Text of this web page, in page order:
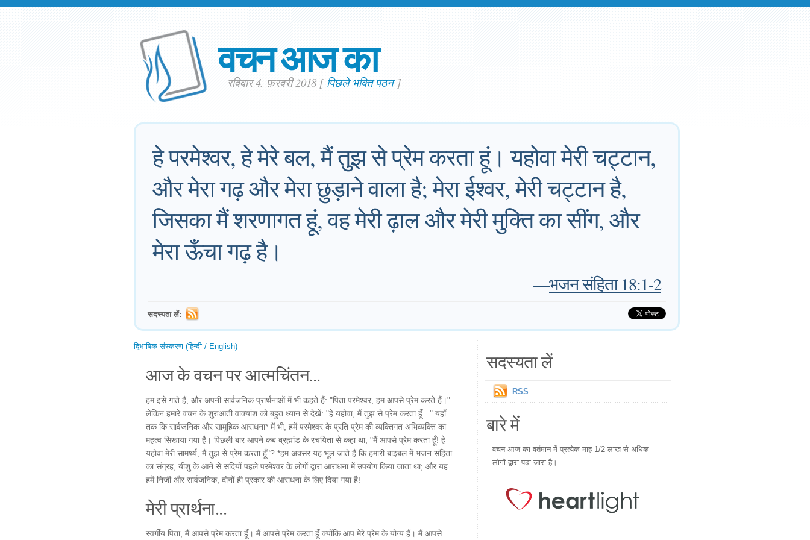
वचन आज का
रविवार 4. फ़रवरी 2018 [ पिछले भक्ति पठन]
हे परमेश्वर, हे मेरे बल, मैं तुझ से प्रेम करता हूं। यहोवा मेरी चट्टान,
और मेरा गढ़ और मेरा छुड़ाने वाला है; मेरा ईश्वर, मेरी चट्टान है,
जिसका मैं शरणागत हूं, वह मेरी ढ़ाल और मेरी मुक्ति का सींग, और
मेरा ऊँचा गढ़ है।
—भजन संहिता 18:1-2
सदस्यता लें:
द्विभाषिक संस्करण (हिन्दी / English)
आज के वचन पर आत्मचिंतन...
हम इसे गाते हैं, और अपनी सार्वजनिक प्रार्थनाओं में भी कहते हैं: "पिता परमेश्वर, हम आपसे प्रेम करते हैं।"
लेकिन हमारे वचन के शुरुआती वाक्यांश को बहुत ध्यान से देखें: "हे यहोवा, मैं तुझ से प्रेम करता हूँ..." यहाँ
तक कि सार्वजनिक और सामूहिक आराधना* में भी, हमें परमेश्वर के प्रति प्रेम की व्यक्तिगत अभिव्यक्ति का
महत्व सिखाया गया है। पिछली बार आपने कब ब्रह्मांड के रचयिता से कहा था, "मैं आपसे प्रेम करता हूँ! हे
यहोवा मेरी सामर्थ्य, मैं तुझ से प्रेम करता हूँ"? *हम अक्सर यह भूल जाते हैं कि हमारी बाइबल में भजन संहिता
का संग्रह, यीशु के आने से सदियों पहले परमेश्वर के लोगों द्वारा आराधना में उपयोग किया जाता था; और यह
हमें निजी और सार्वजनिक, दोनों ही प्रकार की आराधना के लिए दिया गया है!
मेरी प्रार्थना...
स्वर्गीय पिता, मैं आपसे प्रेम करता हूँ। मैं आपसे प्रेम करता हूँ क्योंकि आप मेरे प्रेम के योग्य हैं। मैं आपसे
सदस्यता लें
RSS
बारे में
वचन आज का वर्तमान में प्रत्येक माह 1/2 लाख से अधिक
लोगों द्वारा पढ़ा जारा है।